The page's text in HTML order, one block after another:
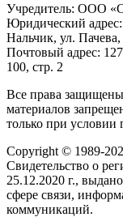
Учредитель: ООО
Юридический адрес:
Нальчик, ул.
Почтовый адрес:
100, стр. 2
Все права
материалов
только при условии
Copyright © 1989-
Свидетельство о
25.12.2020 г.,
сфере связи,
коммуникаций.